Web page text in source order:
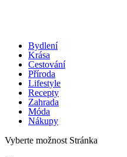
Bydlení
Krása
Cestování
Příroda
Lifestyle
Recepty
Zahrada
Móda
Nákupy
Vyberte možnost Stránka